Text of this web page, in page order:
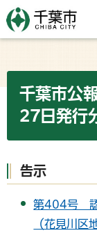
千葉市公
27日発行
告示
第404号 認
（花見川区